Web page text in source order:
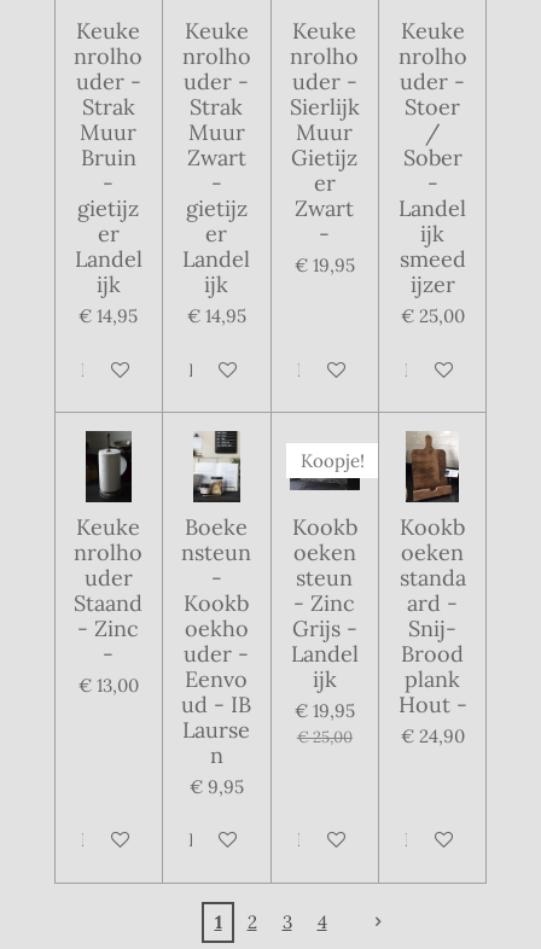
Keuke
nrolho
uder -
Strak
Muur
Bruin
-
gietijz
er
Landel
ijk
€ 14,95
In winkelwagen
Keuke
nrolho
uder -
Strak
Muur
Zwart
-
gietijz
er
Landel
ijk
€ 14,95
In winkelwagen
Keuke
nrolho
uder -
Sierlijk
Muur
Gietijz
er
Zwart
-
€ 19,95
In winkelwagen
Keuke
nrolho
uder -
Stoer
/
Sober
-
Landel
ijk
smeed
ijzer
€ 25,00
In winkelwagen
Keuke
nrolho
uder
Staand
- Zinc
-
€ 13,00
In winkelwagen
Boeke
nsteun
-
Kookb
oekho
uder -
Eenvo
ud - IB
Laurse
n
€ 9,95
In winkelwagen
Koopje!
Kookb
oeken
steun
- Zinc
Grijs -
Landel
ijk
€ 19,95
€ 25,00
In winkelwagen
Kookb
oeken
standa
ard -
Snij-
Brood
plank
Hout -
€ 24,90
In winkelwagen
1 2 3 4